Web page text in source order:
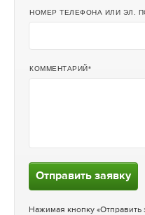
НОМЕР ТЕЛЕФОНА ИЛИ ЭЛ.
КОММЕНТАРИЙ
Отправить заявку
Нажимая кнопку «Отправить